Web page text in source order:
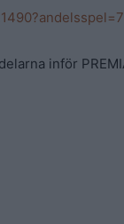
inför